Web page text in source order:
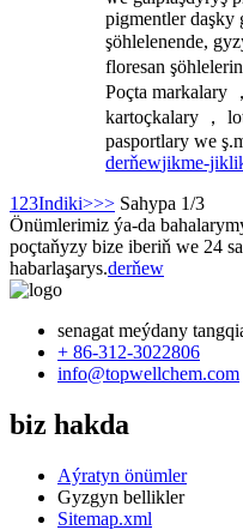
pigmentler daşky
şöhlelenende,
floresan
Poçta markalary
kartoçkalary ，
pasportlary we
derňewjikme-
1 23Indiki>>> Sahypa 1/3
Önümlerimiz ýa-da
poçtaňyzy bize iberiň we 24
habarlaşarys.derňew
senagat meýdany
+ 86-312-3022806
info@topwellchem.com
biz hakda
Aýratyn önümler
Gyzgyn bellikler
Sitemap.xml